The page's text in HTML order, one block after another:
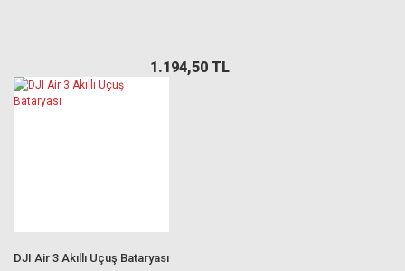
1.194,50 TL
DJI Air 3 Akıllı Uçuş Bataryası